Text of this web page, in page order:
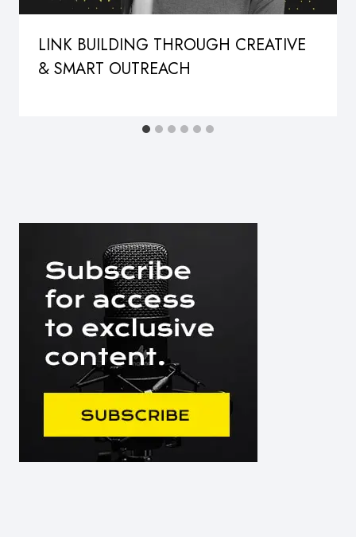
LINK BUILDING THROUGH CREATIVE
& SMART OUTREACH